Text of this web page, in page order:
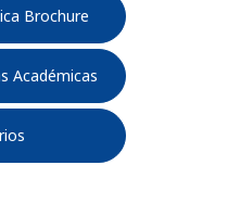
Brochure
Académicas